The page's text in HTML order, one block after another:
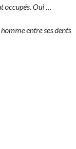
occupés. Oui …
entre ses dents